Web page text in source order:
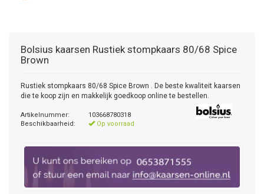
Bolsius kaarsen Rustiek stompkaars 80/68 Spice
Brown
Rustiek stompkaars 80/68 Spice Brown . De beste kwaliteit kaarsen
die te koop zijn en makkelijk goedkoop online te bestellen.
Artikelnummer:
103668780318
Beschikbaarheid:
Op voorraad